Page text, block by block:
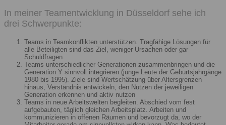
In meiner Teamentwicklung in Düsseldorf sehe ich
drei Schwerpunkte:
Teams in Teamkonflikten unterstützen. Tragfähige Lösungen für
alle Beteiligten sind das Ziel, weniger Ursachen oder gar
Schuldfragen.
Teams unterschiedlicher Generationen zusammenbringen und die
Generation Y sinnvoll integrieren (junge Leute der Geburtsjahrgänge
1980 bis 1995). Ziele sind Wertschätzung über Altersgrenzen
hinaus, Verständnis entwickeln, den Nutzen der jeweiligen
Generation erkennen und aktiv nutzen
Teams in neue Arbeitswelten begleiten. Abschied vom fest
aufgebauten, täglich gleichen Arbeitsplatz. Arbeiten und
kommunizieren in offenen Räumen und bevorzugt da, wo der